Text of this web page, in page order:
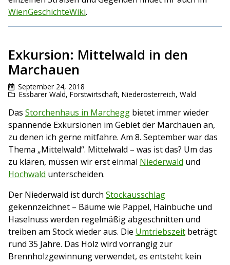
WienGeschichteWiki.
Exkursion: Mittelwald in den
Marchauen
September 24, 2018
Essbarer Wald, Forstwirtschaft, Niederösterreich, Wald
Das Storchenhaus in Marchegg bietet immer wieder
spannende Exkursionen im Gebiet der Marchauen an,
zu denen ich gerne mitfahre. Am 8. September war das
Thema „Mittelwald“. Mittelwald – was ist das? Um das
zu klären, müssen wir erst einmal Niederwald und
Hochwald unterscheiden.
Der Niederwald ist durch Stockausschlag
gekennzeichnet – Bäume wie Pappel, Hainbuche und
Haselnuss werden regelmäßig abgeschnitten und
treiben am Stock wieder aus. Die Umtriebszeit beträgt
rund 35 Jahre. Das Holz wird vorrangig zur
Brennholzgewinnung verwendet, es entsteht kein